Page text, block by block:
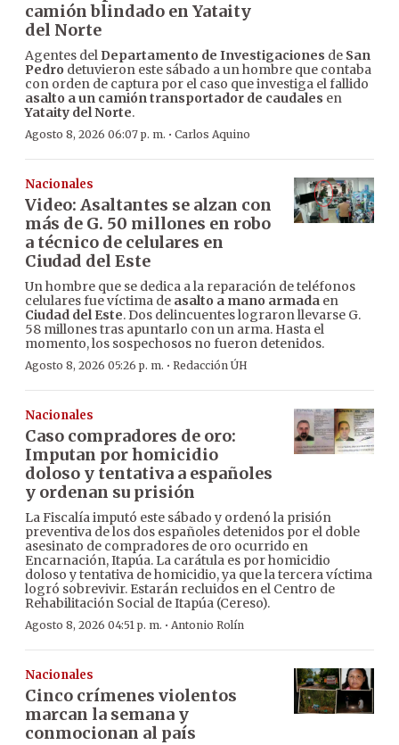
camión blindado en Yataity
del Norte
Agentes del Departamento de Investigaciones de San
Pedro detuvieron este sábado a un hombre que contaba
con orden de captura por el caso que investiga el fallido
asalto a un camión transportador de caudales en
Yataity del Norte.
Agosto 8, 2026 06:07 p. m. · Carlos Aquino
Nacionales
Video: Asaltantes se alzan con
más de G. 50 millones en robo
a técnico de celulares en
Ciudad del Este
Un hombre que se dedica a la reparación de teléfonos
celulares fue víctima de asalto a mano armada en
Ciudad del Este. Dos delincuentes lograron llevarse G.
58 millones tras apuntarlo con un arma. Hasta el
momento, los sospechosos no fueron detenidos.
Agosto 8, 2026 05:26 p. m. · Redacción ÚH
Nacionales
Caso compradores de oro:
Imputan por homicidio
doloso y tentativa a españoles
y ordenan su prisión
La Fiscalía imputó este sábado y ordenó la prisión
preventiva de los dos españoles detenidos por el doble
asesinato de compradores de oro ocurrido en
Encarnación, Itapúa. La carátula es por homicidio
doloso y tentativa de homicidio, ya que la tercera víctima
logró sobrevivir. Estarán recluidos en el Centro de
Rehabilitación Social de Itapúa (Cereso).
Agosto 8, 2026 04:51 p. m. · Antonio Rolín
Nacionales
Cinco crímenes violentos
marcan la semana y
conmocionan al país